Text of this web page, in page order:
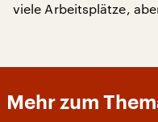
viele Arbeitsplätze,
Mehr zum